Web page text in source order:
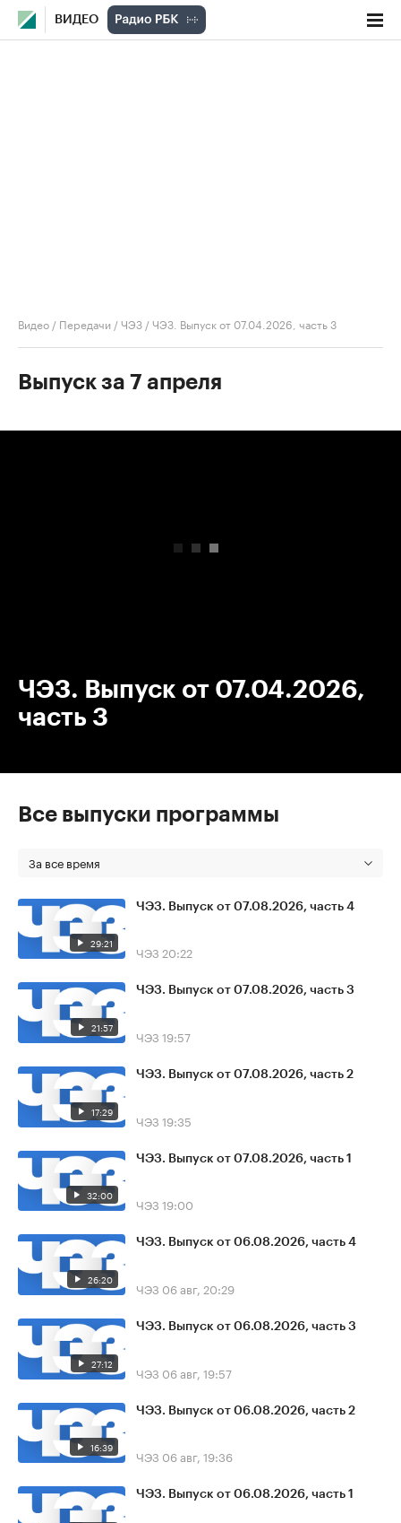
ВИДЕО
Видео / Передачи /ЧЭЗ /ЧЭЗ. Выпуск от 07.04.2026, часть 3
Выпуск за 7 апреля
ЧЭЗ. Выпуск от 07.04.2026,
часть 3
Все выпуски программы
За все время
29:21
ЧЭЗ. Выпуск от 07.08.2026, часть 4
ЧЭЗ 20:22
21:57
ЧЭЗ. Выпуск от 07.08.2026, часть 3
ЧЭЗ 19:57
17:29
ЧЭЗ. Выпуск от 07.08.2026, часть 2
ЧЭЗ 19:35
32:00
ЧЭЗ. Выпуск от 07.08.2026, часть 1
ЧЭЗ 19:00
26:20
ЧЭЗ. Выпуск от 06.08.2026, часть 4
ЧЭЗ 06 авг, 20:29
27:12
ЧЭЗ. Выпуск от 06.08.2026, часть 3
ЧЭЗ 06 авг, 19:57
16:39
ЧЭЗ. Выпуск от 06.08.2026, часть 2
ЧЭЗ 06 авг, 19:36
ЧЭЗ. Выпуск от 06.08.2026, часть 1